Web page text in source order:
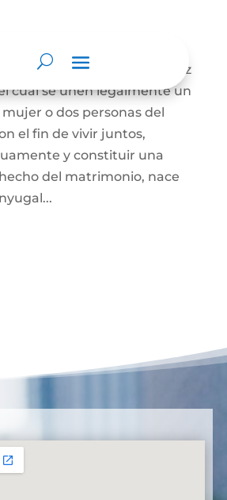
solemne celebrado ante juez
cual se unen legalmente un
o dos personas del
el fin de vivir juntos,
y constituir una
del matrimonio, nace